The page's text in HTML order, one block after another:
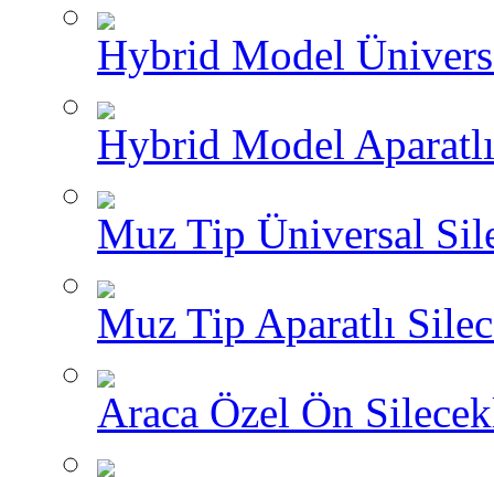
Hybrid Model
Hybrid Model
Muz Tip Üniversal
Muz Tip Aparatlı
Araca Özel Ön